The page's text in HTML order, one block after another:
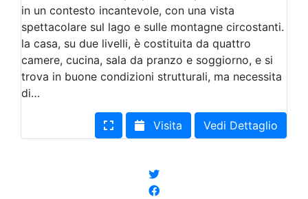
in un contesto incantevole, con una vista
spettacolare sul lago e sulle montagne circostanti.
la casa, su due livelli, è costituita da quattro
camere, cucina, sala da pranzo e soggiorno, e si
trova in buone condizioni strutturali, ma necessita
di…
Visita Vedi Dettaglio